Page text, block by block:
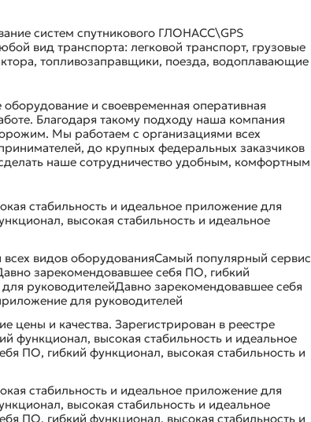
систем спутникового ГЛОНАСС\GPS
вид транспорта: легковой транспорт, грузовые
топливозаправщики, поезда, водоплавающие
и своевременная оперативная
Благодаря такому подходу наша компания
Мы работаем с организациями всех
до крупных федеральных заказчиков
наше сотрудничество удобным, комфортным
стабильность и идеальное приложение для
высокая стабильность и идеальное
видов оборудованияСамый популярный сервис
зарекомендовавшее себя ПО, гибкий
руководителейДавно зарекомендовавшее себя
для руководителей
и качества. Зарегистрирован в реестре
функционал, высокая стабильность и идеальное
ПО, гибкий функционал, высокая стабильность и
стабильность и идеальное приложение для
высокая стабильность и идеальное
ПО, гибкий функционал, высокая стабильность и